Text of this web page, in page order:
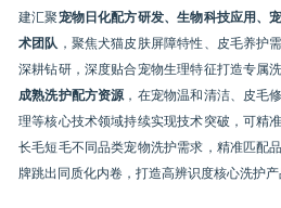
建汇聚宠物日化配方研发、生物科技应用、
术团队 ，聚焦犬猫皮肤屏障特性、皮毛养护
深耕钻研，深度贴合宠物生理特征打造专属
成熟洗护配方资源 ，在宠物温和清洁、皮毛
理等核心技术领域持续实现技术突破，可精
长毛短毛不同品类宠物洗护需求，精准匹配
牌跳出同质化内卷，打造高辨识度核心洗护产